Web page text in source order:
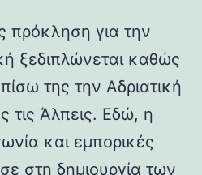
πρόκληση για την
ξεδιπλώνεται καθώς
της την Αδριατική
τις Άλπεις. Εδώ, η
και εμπορικές
στη δημιουργία των